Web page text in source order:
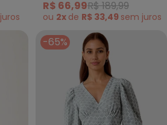
juros
R$ 66,99R$ 189,99
ou 2x de R$ 33,49 sem juros
-65%